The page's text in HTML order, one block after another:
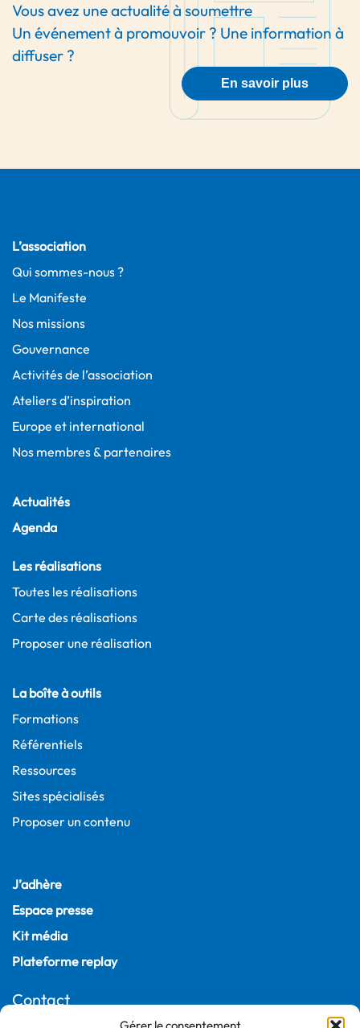
Vous avez une actualité à soumettre
Un événement à promouvoir ? Une information à
diffuser ?
En savoir plus
L’association
Qui sommes-nous ?
Le Manifeste
Nos missions
Gouvernance
Activités de l’association
Ateliers d’inspiration
Europe et international
Nos membres & partenaires
Actualités
Agenda
Les réalisations
Toutes les réalisations
Carte des réalisations
Proposer une réalisation
La boîte à outils
Formations
Référentiels
Ressources
Sites spécialisés
Proposer un contenu
J’adhère
Espace presse
Kit média
Plateforme replay
Contact